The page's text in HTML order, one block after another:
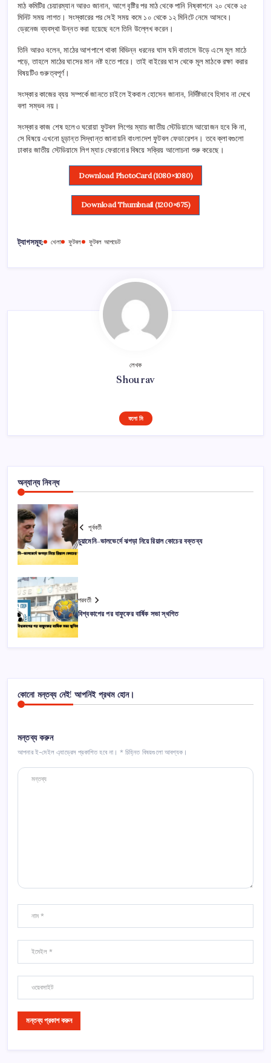
মাঠ কমিটির চেয়ারম্যান আরও জানান, আগে বৃষ্টির পর মাঠ থেকে পানি নিষ্কাশনে ২০ থেকে ২৫
মিনিট সময় লাগত। সংস্কারের পর সেই সময় কমে ১০ থেকে ১২ মিনিটে নেমে আসবে।
ড্রেনেজ ব্যবস্থা উন্নত করা হয়েছে বলে তিনি উল্লেখ করেন।
তিনি আরও বলেন, মাঠের আশপাশে থাকা বিভিন্ন ধরনের ঘাস যদি বাতাসে উড়ে এসে মূল মাঠে
পড়ে, তাহলে মাঠের ঘাসের মান নষ্ট হতে পারে। তাই বাইরের ঘাস থেকে মূল মাঠকে রক্ষা করার
বিষয়টিও গুরুত্বপূর্ণ।
সংস্কার কাজের ব্যয় সম্পর্কে জানতে চাইলে ইকবাল হোসেন জানান, নির্দিষ্টভাবে হিসাব না দেখে
বলা সম্ভব নয়।
সংস্কার কাজ শেষ হলেও ঘরোয়া ফুটবল লিগের ম্যাচ জাতীয় স্টেডিয়ামে আয়োজন হবে কি না,
সে বিষয়ে এখনো চূড়ান্ত সিদ্ধান্ত জানায়নি বাংলাদেশ ফুটবল ফেডারেশন। তবে ক্লাবগুলো
ঢাকার জাতীয় স্টেডিয়ামে লিগ ম্যাচ ফেরানোর বিষয়ে সক্রিয় আলোচনা শুরু করেছে।
Download PhotoCard (1080×1080)
Download Thumbnail (1200×675)
ট্যাগসমূহ: খেলা ফুটবল ফুটবল আপডেট
লেখক
Shourav
ফলো মি
অন্যান্য নিবন্ধ
পূর্ববর্তী
চুয়ামেনি–ভালভের্দে ঝগড়া নিয়ে রিয়াল কোচের বক্তব্য
পরবর্তী
বিশ্বকাপের পর বাফুফের বার্ষিক সভা স্থগিত
কোনো মন্তব্য নেই! আপনিই প্রথম হোন।
মন্তব্য করুন
আপনার ই-মেইল এ্যাড্রেস প্রকাশিত হবে না। * চিহ্নিত বিষয়গুলো আবশ্যক।